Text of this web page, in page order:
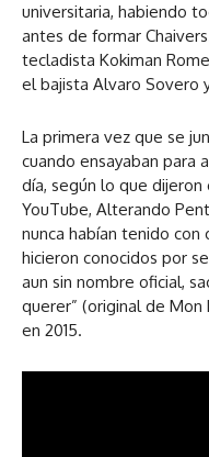
universitaria, habiendo
antes de formar
tecladista Kokiman
el bajista Alvaro Sovero
La primera vez que se
cuando ensayaban para
día, según lo que
YouTube, Alterando
nunca habían tenido
hicieron conocidos por
aun sin nombre oficial,
querer” (original de Mon
en 2015.